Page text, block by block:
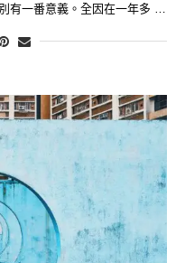
有一番意義。全因在一年多 …